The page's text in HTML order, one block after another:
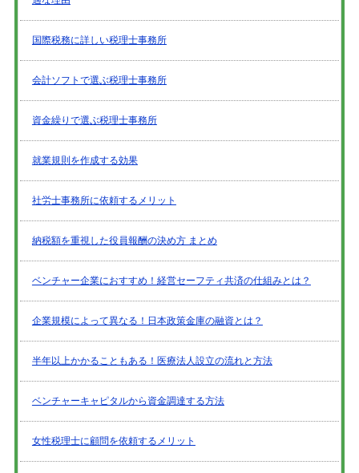
国際税務に詳しい税理士事務所
会計ソフトで選ぶ税理士事務所
資金繰りで選ぶ税理士事務所
就業規則を作成する効果
社労士事務所に依頼するメリット
納税額を重視した役員報酬の決め方 まとめ
ベンチャー企業におすすめ！経営セーフティ共済の仕組みとは？
企業規模によって異なる！日本政策金庫の融資とは？
半年以上かかることもある！医療法人設立の流れと方法
ベンチャーキャピタルから資金調達する方法
女性税理士に顧問を依頼するメリット